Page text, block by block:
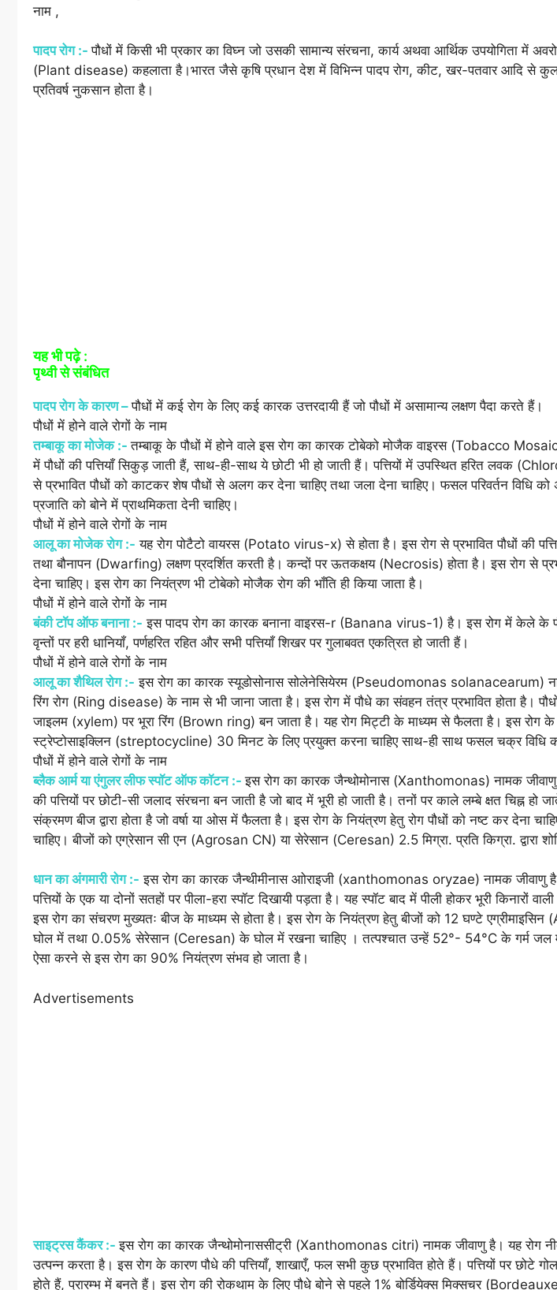
नाम ,
पादप रोग :- पौधों में किसी भी प्रकार का विघ्न जो उसकी सामान्य संरचना, कार्य अथवा आर्थिक उपयोगिता में
(Plant disease) कहलाता है।भारत जैसे कृषि प्रधान देश में विभिन्न पादप रोग, कीट, खर-पतवार आदि से
प्रतिवर्ष नुकसान होता है।
यह भी पढ़े :
पृथ्वी से संबंधित
पादप रोग के कारण – पौधों में कई रोग के लिए कई कारक उत्तरदायी हैं जो पौधों में असामान्य लक्षण पैदा करते हैं।
पौधों में होने वाले रोगों के नाम
तम्बाकू का मोजेक :- तम्बाकू के पौधों में होने वाले इस रोग का कारक टोबेको मोजैक वाइरस (Tobacco
में पौधों की पत्तियाँ सिकुड़ जाती हैं, साथ-ही-साथ ये छोटी भी हो जाती हैं। पत्तियों में उपस्थित हरित लवक
से प्रभावित पौधों को काटकर शेष पौधों से अलग कर देना चाहिए तथा जला देना चाहिए। फसल परिवर्तन विधि को
प्रजाति को बोने में प्राथमिकता देनी चाहिए।
पौधों में होने वाले रोगों के नाम
आलू का मोजेक रोग :- यह रोग पोटैटो वायरस (Potato virus-x) से होता है। इस रोग से प्रभावित पौधों की
तथा बौनापन (Dwarfing) लक्षण प्रदर्शित करती है। कन्दों पर ऊतकक्षय (Necrosis) होता है। इस रोग से
देना चाहिए। इस रोग का नियंत्रण भी टोबेको मोजैक रोग की भाँति ही किया जाता है।
पौधों में होने वाले रोगों के नाम
बंकी टॉप ऑफ बनाना :- इस पादप रोग का कारक बनाना वाइरस-r (Banana virus-1) है। इस रोग में केले के
वृन्तों पर हरी धानियाँ, पर्णहरित रहित और सभी पत्तियाँ शिखर पर गुलाबवत एकत्रित हो जाती हैं।
पौधों में होने वाले रोगों के नाम
आलू का शैथिल रोग :- इस रोग का कारक स्यूडोसोनास सोलेनेसियेरम (Pseudomonas solanacearum)
रिंग रोग (Ring disease) के नाम से भी जाना जाता है। इस रोग में पौधे का संवहन तंत्र प्रभावित होता है। पौधों
जाइलम (xylem) पर भूरा रिंग (Brown ring) बन जाता है। यह रोग मिट्टी के माध्यम से फैलता है। इस रोग
स्ट्रेप्टोसाइक्लिन (streptocycline) 30 मिनट के लिए प्रयुक्त करना चाहिए साथ-ही साथ फसल चक्र विधि
पौधों में होने वाले रोगों के नाम
ब्लैक आर्म या एंगुलर लीफ स्पॉट ऑफ कॉटन :- इस रोग का कारक जैन्थोमोनास (Xanthomonas) नामक जीवाणु
की पत्तियों पर छोटी-सी जलाद संरचना बन जाती है जो बाद में भूरी हो जाती है। तनों पर काले लम्बे क्षत चिह्न हो
संक्रमण बीज द्वारा होता है जो वर्षा या ओस में फैलता है। इस रोग के नियंत्रण हेतु रोग पौधों को नष्ट कर देना
चाहिए। बीजों को एग्रेसान सी एन (Agrosan CN) या सेरेसान (Ceresan) 2.5 मिग्रा. प्रति किग्रा. द्वारा
धान का अंगमारी रोग :- इस रोग का कारक जैन्थीमीनास आोराइजी (xanthomonas oryzae) नामक जीवाणु
पत्तियों के एक या दोनों सतहों पर पीला-हरा स्पॉट दिखायी पड़ता है। यह स्पॉट बाद में पीली होकर भूरी किनारों
इस रोग का संचरण मुख्यतः बीज के माध्यम से होता है। इस रोग के नियंत्रण हेतु बीजों को 12 घण्टे
घोल में तथा 0.05% सेरेसान (Ceresan) के घोल में रखना चाहिए । तत्पश्चात उन्हें 52°- 54°C के गर्म जल
ऐसा करने से इस रोग का 90% नियंत्रण संभव हो जाता है।
Advertisements
साइट्रस कैंकर :- इस रोग का कारक जैन्थोमोनाससीट्री (Xanthomonas citri) नामक जीवाणु है। यह रोग
उत्पन्न करता है। इस रोग के कारण पौधे की पत्तियाँ, शाखाएँ, फल सभी कुछ प्रभावित होते हैं। पत्तियों पर छोटे
होते हैं, प्रारम्भ में बनते हैं। इस रोग की रोकथाम के लिए पौधे बोने से पहले 1% बोर्डियेक्स मिक्सचर